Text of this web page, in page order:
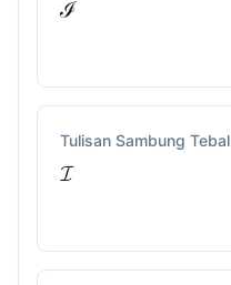
ℐ
Tulisan Sambung Tebal
𝓘